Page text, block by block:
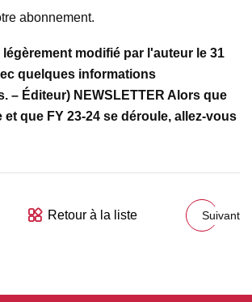
abonnement.
légèrement modifié par l'auteur le 31
quelques informations
– Éditeur) NEWSLETTER Alors que
et que FY 23-24 se déroule, allez-vous
Retour à la liste Suivant